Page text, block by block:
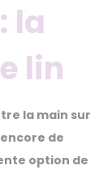
la
lin
la main sur
de
option de